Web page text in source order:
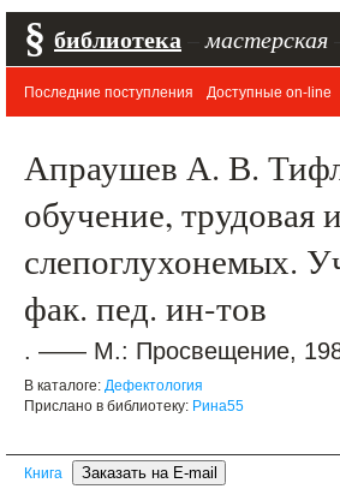
§ библиотека мастерская
Последние поступления Доступные on-line
Апраушев А. В.
обучение, трудовая
слепоглухонемых.
фак. пед. ин-тов
. —— М.: Просвещение,
В каталоге: Дефектология
Прислано в библиотеку: Рина55
Книга